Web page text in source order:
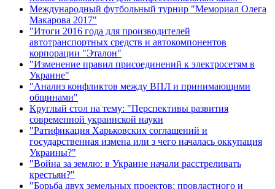
Международный футбольный турнир "Мемориал Олега
Макарова 2017"
"Итоги 2016 года для производителей
автотранспортных средств и автокомпонентов
корпорации "Эталон"
"Изменение правил присоединений к электросетям в
Украине"
"Анализ конфликтов между ВПЛ и принимающими
общинами"
Круглый стол на тему: "Перспективы развития
современной украинской науки
"Ратификация Харьковских соглашений и
государственная измена или з чего началась оккупация
Украины?"
"Война за землю: в Украине начали расстреливать
крестьян?"
"Борьба двух земельных проектов: провластного и